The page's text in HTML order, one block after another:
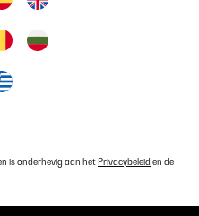
is onderhevig aan het Privacybeleid en de